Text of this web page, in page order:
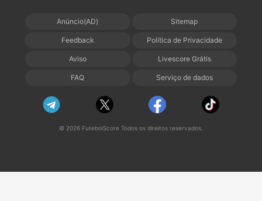
Anúncio(AD) Sitemap
Feedback Política de Privacidade
Aviso Livescore Grátis
FAQ Serviço de dados
© 2026 FutebolScore Todos os direitos reservados.